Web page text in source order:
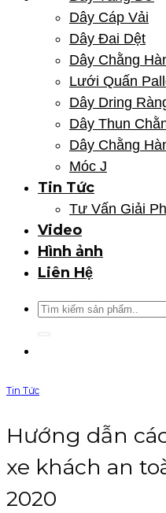
Dây Cáp Vải
Dây Đai Dệt
Dây Chằng
Lưới Quấn
Dây Dring
Dây Thun
Dây Chằng
Móc J
Tin Tức
Tư Vấn Giải
Video
Hình ảnh
Liên Hệ
Tìm
Tin Tức
Hướng dẫn
xe khách an
2020